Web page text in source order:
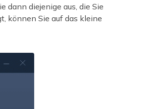
dann diejenige aus, die Sie
können Sie auf das kleine